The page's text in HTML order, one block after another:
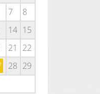
7
8
14 15
21
22
28 29